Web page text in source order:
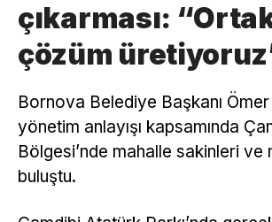
çıkarması:
çözüm
Bornova Belediye Başkanı Ömer
yönetim anlayışı kapsamında
Bölgesi’nde mahalle sakinleri ve
buluştu.